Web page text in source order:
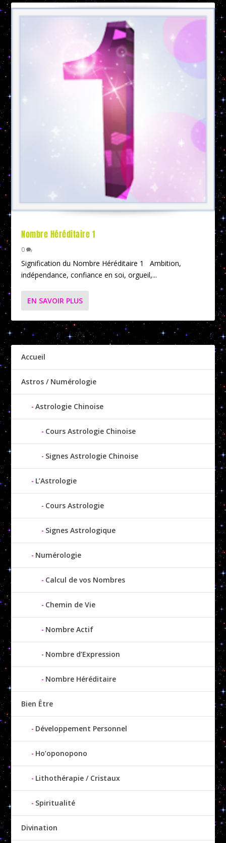
Nombre Héréditaire 1
0
Signification du Nombre Héréditaire 1 Ambition,
indépendance, confiance en soi, orgueil,...
EN SAVOIR PLUS
Accueil
Astros / Numérologie
Astrologie Chinoise
Cours Astrologie Chinoise
Signes Astrologie Chinoise
L’Astrologie
Cours Astrologie
Signes Astrologique
Numérologie
Calcul de vos Nombres
Chemin de Vie
Nombre Actif
Nombre d’Expression
Nombre Héréditaire
Bien Être
Développement Personnel
Ho’oponopono
Lithothérapie / Cristaux
Spiritualité
Divination